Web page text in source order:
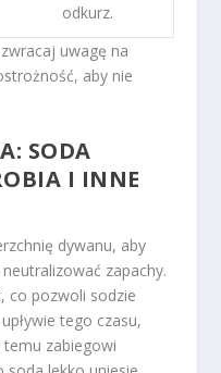
odkurz.
uwagę na
aby nie
SODA
I INNE
dywanu, aby
neutralizować zapachy.
co pozwoli sodzie
tego czasu,
temu zabiegowi